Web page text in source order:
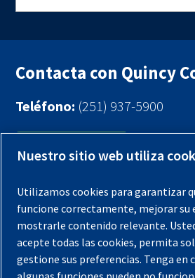
Contacta con Quincy
Teléfono: (251) 937-5900
Contáctenos
Registra tu compresor
Aviso legal
Garantías
Política de privacidad
Nuestro sitio web utiliza
Utilizamos cookies para garantizar
funcione correctamente, mejorar su
mostrarle contenido relevante.
acepte todas las cookies, permita
gestione sus preferencias. Tenga en